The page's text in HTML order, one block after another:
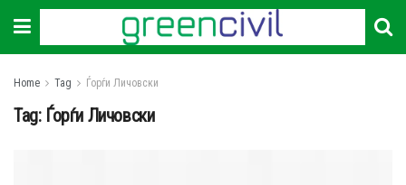
Home Tag Ѓорѓи Личовски
Tag: Ѓорѓи Личовски